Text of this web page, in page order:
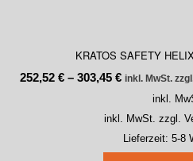
KRATOS SAFETY
252,52 €– 303,45 € inkl. MwSt.
inkl.
inkl. MwSt. zzgl.
Lieferzeit: 5-8